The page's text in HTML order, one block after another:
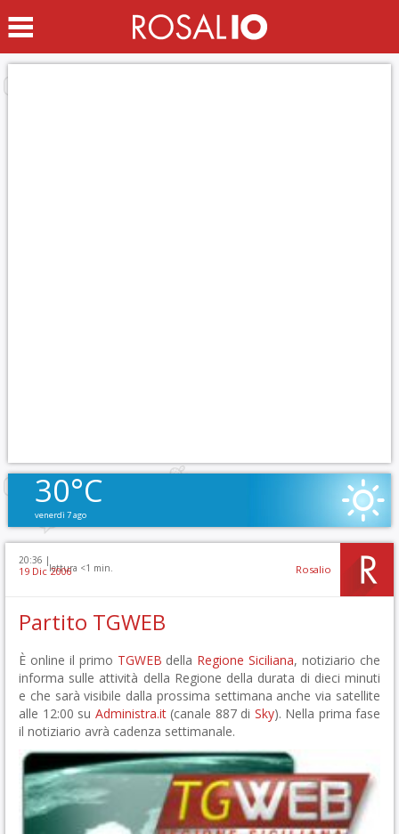
30°C
venerdì 7 ago
20:36 |
lettura <1 min.
19 Dic 2006 Rosalio
Partito TGWEB
È online il primo TGWEB della Regione Siciliana, notiziario che
informa sulle attività della Regione della durata di dieci minuti
e che sarà visibile dalla prossima settimana anche via satellite
alle 12:00 su Administra.it(canale 887 di Sky). Nella prima fase
il notiziario avrà cadenza settimanale.